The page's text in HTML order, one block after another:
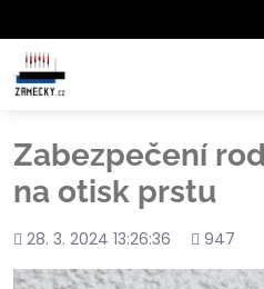
Zabezpečení
na otisk prstu
Přidáno
28. 3. 2024 13:26:36
Počet
947